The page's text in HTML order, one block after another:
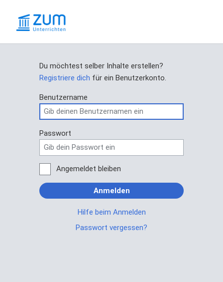
Du möchtest selber Inhalte erstellen?
Registriere dich für ein Benutzerkonto.
Benutzername
Passwort
Angemeldet bleiben
Anmelden
Hilfe beim Anmelden
Passwort vergessen?